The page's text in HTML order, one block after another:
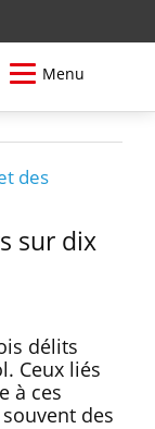
Menu
des
sur dix
délits
Ceux liés
à ces
des